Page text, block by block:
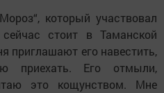
который участвовал
стоит в Таманской
приглашают его навестить,
приехать. Его отмыли,
это кощунством. Мне